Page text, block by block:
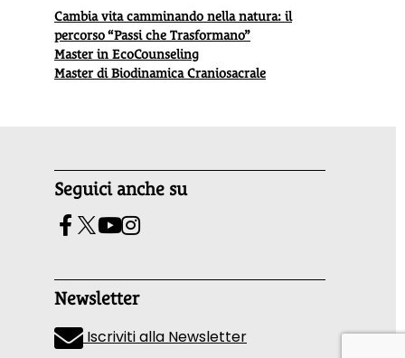
Cambia vita camminando nella natura: il
percorso “Passi che Trasformano”
Master in EcoCounseling
Master di Biodinamica Craniosacrale
Seguici anche su
Newsletter
Iscriviti alla Newsletter